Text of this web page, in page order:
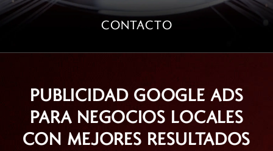
CONTACTO
PUBLICIDAD GOOGLE ADS
PARA NEGOCIOS LOCALES
CON MEJORES RESULTADOS